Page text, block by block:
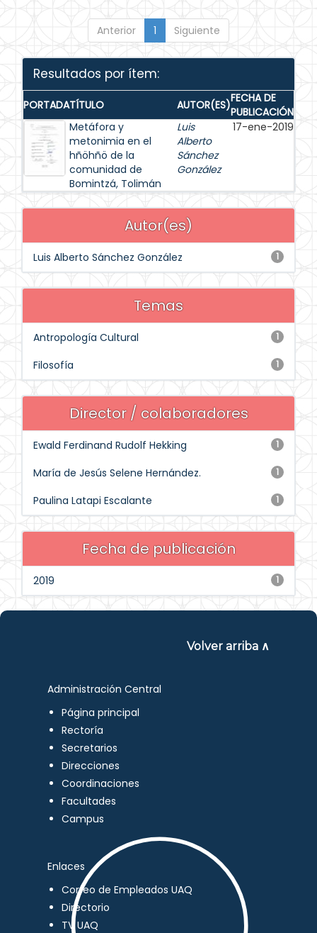
Anterior 1 Siguiente
Resultados por ítem:
PORTADATÍTULO AUTOR(ES)FECHA DE
PUBLICACIÓN
Metáfora y
metonimia en el
hñöhñö de la
comunidad de
Bomintzá, Tolimán
Luis
Alberto
Sánchez
González
17-ene-2019
Autor(es)
1
Luis Alberto Sánchez González
Temas
1
Antropología Cultural
1
Filosofía
Director / colaboradores
1
Ewald Ferdinand Rudolf Hekking
1
María de Jesús Selene Hernández.
1
Paulina Latapi Escalante
Fecha de publicación
1
2019
Volver arriba ∧
Administración Central
Página principal
Rectoría
Secretarios
Direcciones
Coordinaciones
Facultades
Campus
Enlaces
Correo de Empleados UAQ
Directorio
TV UAQ